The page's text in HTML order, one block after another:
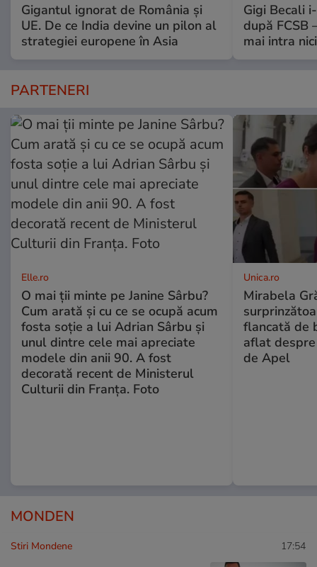
Gigantul ignorat de România și
UE. De ce India devine un pilon al
strategiei europene în Asia
Gigi Becali
după FCSB
mai intra
PARTENERI
Elle.ro
O mai ții minte pe Janine Sârbu?
Cum arată și cu ce se ocupă acum
fosta soție a lui Adrian Sârbu și
unul dintre cele mai apreciate
modele din anii 90. A fost
decorată recent de Ministerul
Culturii din Franța. Foto
Unica.ro
Mirabela
flancată de
aflat
de Apel
MONDEN
Stiri Mondene 17:54